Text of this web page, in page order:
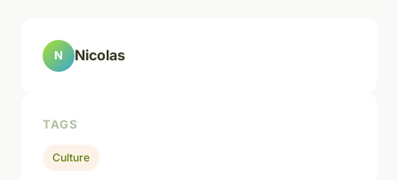
N Nicolas
TAGS
Culture